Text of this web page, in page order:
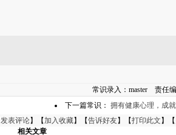
常识录入：master 责任编
下一篇常识： 拥有健康心理，成
发表评论】【加入收藏】【告诉好友】【打印此文 】【
相关文章